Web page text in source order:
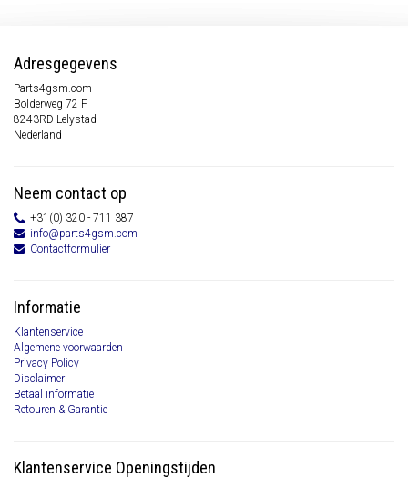
Adresgegevens
Parts4gsm.com
Bolderweg 72 F
8243RD Lelystad
Nederland
Neem contact op
+31(0) 320 - 711 387
info@parts4gsm.com
Contactformulier
Informatie
Klantenservice
Algemene voorwaarden
Privacy Policy
Disclaimer
Betaal informatie
Retouren & Garantie
Klantenservice Openingstijden